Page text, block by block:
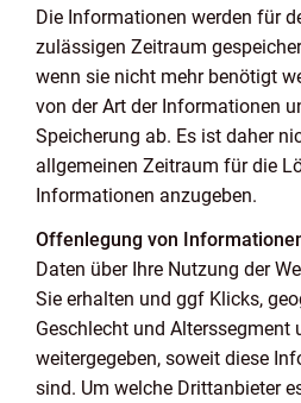
Die Informationen werden für
zulässigen Zeitraum
wenn sie nicht mehr benötigt
von der Art der Informationen
Speicherung ab. Es ist daher
allgemeinen Zeitraum für die
Informationen anzugeben.
Offenlegung von
Daten über Ihre Nutzung der
Sie erhalten und ggf Klicks,
Geschlecht und Alterssegment
weitergegeben, soweit diese
sind. Um welche Drittanbieter